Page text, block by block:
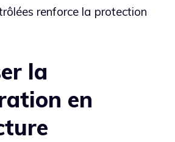
renforce la protection
la
en